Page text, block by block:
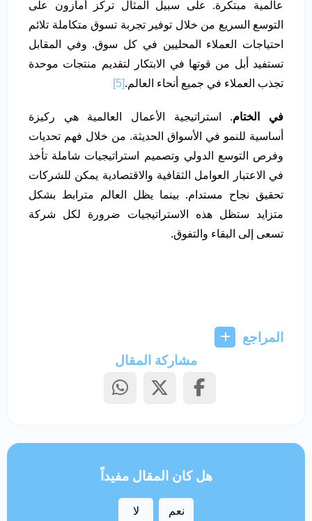
عالمية مبتكرة. على سبيل المثال تركز أمازون على
التوسع السريع من خلال توفير تجربة تسوق متكاملة تلائم
احتياجات العملاء المحليين في كل سوق. وفي المقابل
تستفيد أبل من قوتها في الابتكار لتقديم منتجات موحدة
تجذب العملاء في جميع أنحاء العالم.[5]
في الختام. استراتيجية الأعمال العالمية هي ركيزة
أساسية للنمو في الأسواق الحديثة. من خلال فهم تحديات
وفرص التوسع الدولي وتصميم استراتيجيات شاملة تأخذ
في الاعتبار العوامل الثقافية والاقتصادية يمكن للشركات
تحقيق نجاح مستدام. بينما يظل العالم مترابط بشكل
متزايد ستظل هذه الاستراتيجيات ضرورة لكل شركة
تسعى إلى البقاء والتفوق.
المراجع
مشاركة المقال
هل كان المقال مفيداً
نعم لا